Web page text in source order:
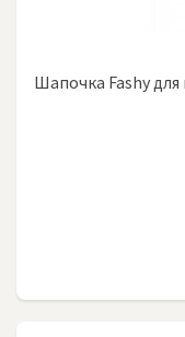
Шапочка Fashy